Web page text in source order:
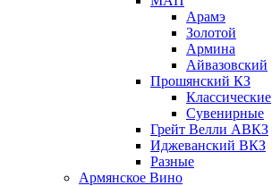
Арамэ
Золотой
Армина
Айвазовский
Прошянский КЗ
Классические
Сувенирные
Грейт Велли АВКЗ
Иджеванский ВКЗ
Разные
Армянское Вино